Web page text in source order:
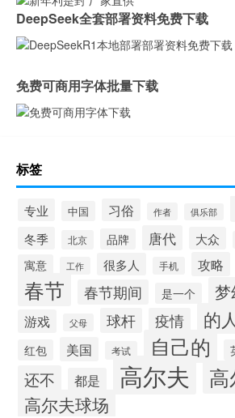
DeepSeek全套部署资料免费下载
免费可商用字体批量下载
标签
专业 中国 习俗 作者 俱乐部
冬季 北京 品牌 唐代 大众
寓意 工作 很多人 手机 攻略
春节 春节期间 是一个
游戏 父母 球杆 疫情 的
红包 美国 考试 自己的
还不 都是 高尔夫
高尔夫球场